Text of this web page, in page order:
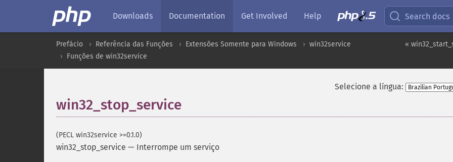
Downloads Documentation Get Involved Help Search docs
«
Prefácio Referência das Funções Extensões Somente para Windows
win32service
Funções de win32service
Selecione a língua:
win32_stop_service
(PECL win32service >=0.1.0)
win32_stop_service — Interrompe um serviço